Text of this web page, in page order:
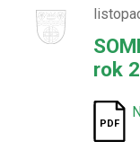
rok